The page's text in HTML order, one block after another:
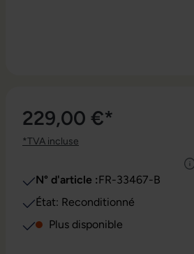
229,00 €*
*TVA incluse
N° d'article :FR-33467-B
État: Reconditionné
Plus disponible